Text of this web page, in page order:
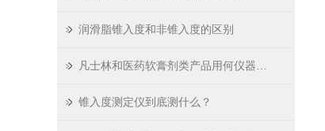
润滑脂锥入度和非锥入度的区别
锥入度测定仪到底测什么？